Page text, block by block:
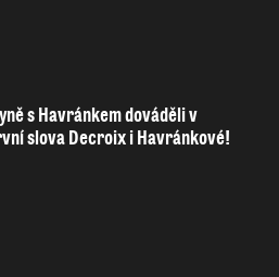
s Havránkem dováděli v
slova Decroix i Havránkové!